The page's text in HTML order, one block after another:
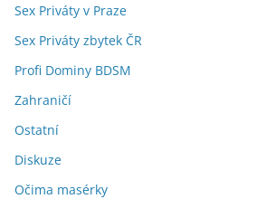
Sex Priváty v Praze
Sex Priváty zbytek ČR
Profi Dominy BDSM
Zahraničí
Ostatní
Diskuze
Očima masérky